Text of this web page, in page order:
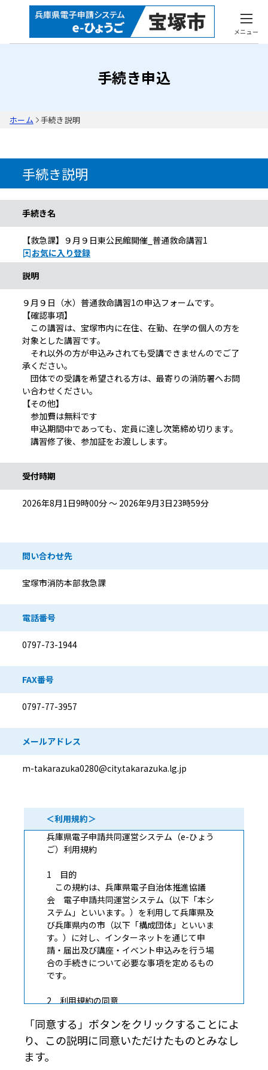
メニュー
手続き申込
ホーム 手続き説明
手続き説明
手続き名
【救急課】９月９日東公民館開催_普通救命講習1
お気に入り登録
説明
９月９日（水）普通救命講習1の申込フォームです。
【確認事項】
この講習は、宝塚市内に在住、在勤、在学の個人の方を
対象とした講習です。
それ以外の方が申込みされても受講できませんのでご了
承ください。
団体での受講を希望される方は、最寄りの消防署へお問
い合わせください。
【その他】
参加費は無料です
申込期間中であっても、定員に達し次第締め切ります。
講習修了後、参加証をお渡しします。
受付時期
2026年8月1日9時00分 ～ 2026年9月3日23時59分
問い合わせ先
宝塚市消防本部救急課
電話番号
0797-73-1944
FAX番号
0797-77-3957
メールアドレス
m-takarazuka0280@city.takarazuka.lg.jp
＜利用規約＞
兵庫県電子申請共同運営システム（e-ひょう
ご）利用規約
1 目的
この規約は、兵庫県電子自治体推進協議
会 電子申請共同運営システム（以下「本シ
ステム」といいます。）を利用して兵庫県及
び兵庫県内の市（以下「構成団体」といいま
す。）に対し、インターネットを通じて申
請・届出及び講座・イベント申込みを行う場
合の手続きについて必要な事項を定めるもの
です。
2 利用規約の同意
行うためには、この規約に同意していただく
ことが必要です。このことを前提に、構成団
システムをご利用された方は、この規約に同
「同意する」ボタンをクリックすることによ
り、この説明に同意いただけたものとみなし
ます。